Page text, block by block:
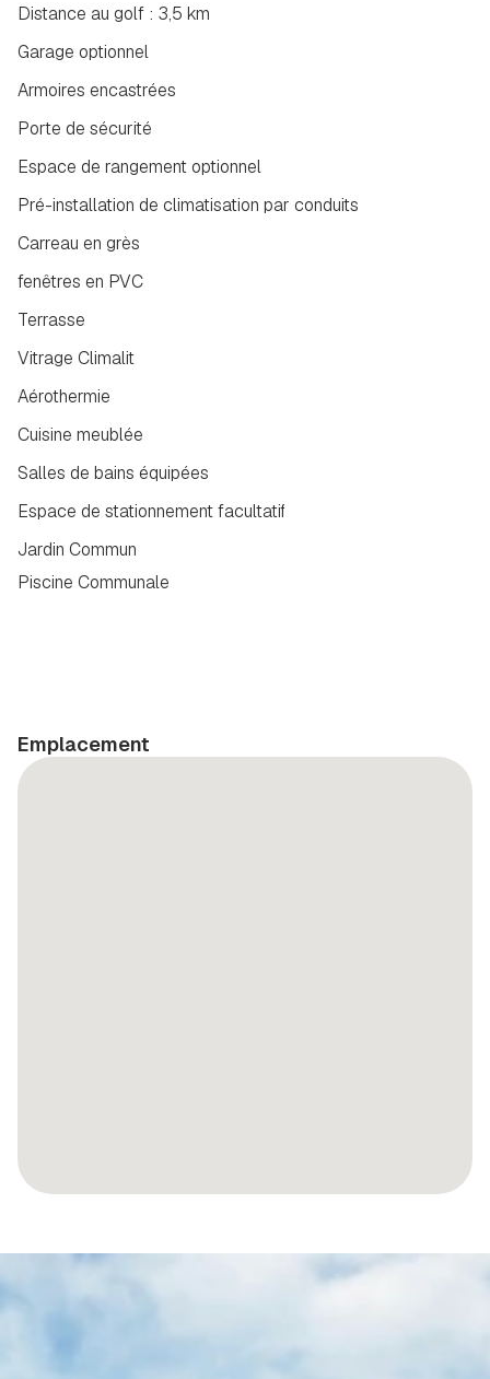
Distance au golf : 3,5 km
Garage optionnel
Armoires encastrées
Porte de sécurité
Espace de rangement optionnel
Pré-installation de climatisation par conduits
Carreau en grès
fenêtres en PVC
Terrasse
Vitrage Climalit
Aérothermie
Cuisine meublée
Salles de bains équipées
Espace de stationnement facultatif
Jardin Commun
Piscine Communale
Emplacement